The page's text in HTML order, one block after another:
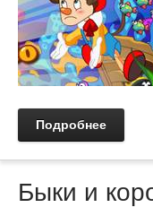
Подробнее
Быки и